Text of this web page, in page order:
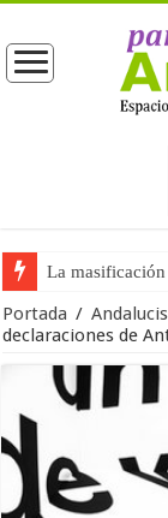
La opinión
Portada /
declaraciones de